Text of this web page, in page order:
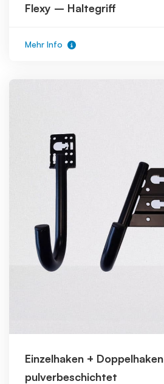
Flexy – Haltegriff
Mehr Info
Einzelhaken + Doppelhaken
pulverbeschichtet